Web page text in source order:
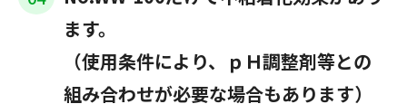
ます。
（使用条件により、ｐＨ調整剤等との
組み合わせが必要な場合もあります）